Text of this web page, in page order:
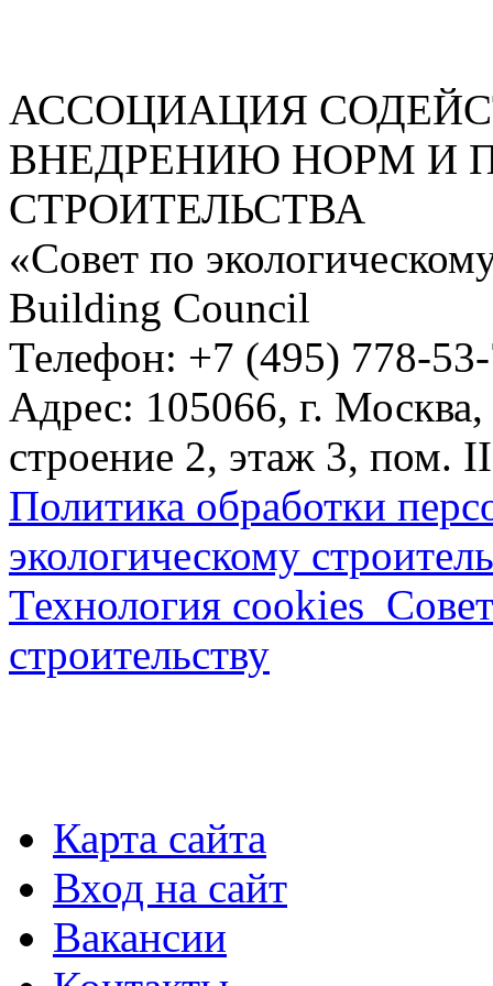
АССОЦИАЦИЯ
ВНЕДРЕНИЮ НОРМ И
СТРОИТЕЛЬСТВА
«Совет по
Building Council
Телефон: +7 (495) 778-
Адрес: 105066, г.
строение 2, этаж 3, пом.
Политика обработки
экологическому
Технология
строительству
Карта сайта
Вход на сайт
Вакансии